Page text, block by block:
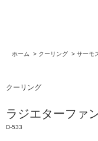
ホーム > クーリング > サーモ
クーリング
ラジエターファ
D-533